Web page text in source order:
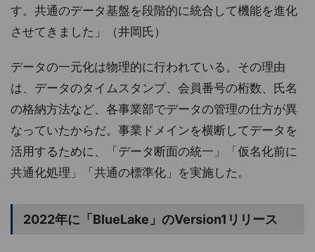
す。共通のデータ基盤を段階的に統合して機能を進化
させてきました」（井岡氏）
データの一元化は物理的に行われている。その理由
は、データのタイムスタンプ、会員番号の桁数、氏名
の格納方法など、各事業部でデータの管理の仕方が異
なっていたからだ。事業ドメインを横断してデータを
活用するために、「データ断面の統一」「仮名化前に
共通化処理」「共通の標準化」を実施した。
2022年に「BlueLake」のVersion1リリース